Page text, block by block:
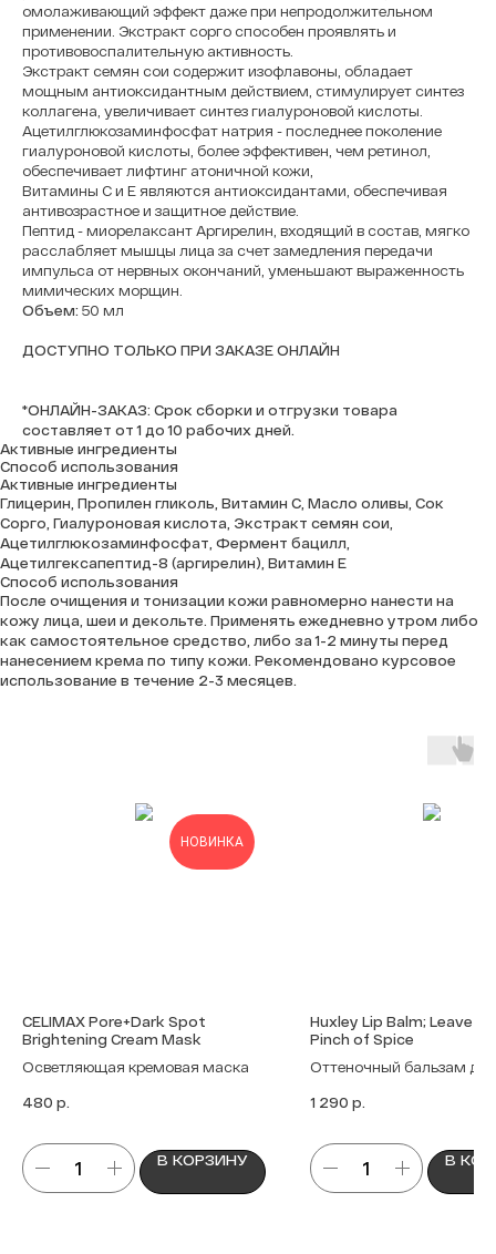
омолаживающий эффект даже при непродолжительном
применении. Экстракт сорго способен проявлять и
противовоспалительную активность.
Экстракт семян сои содержит изофлавоны, обладает
мощным антиоксидантным действием, стимулирует синтез
коллагена, увеличивает синтез гиалуроновой кислоты.
Ацетилглюкозаминфосфат натрия - последнее поколение
гиалуроновой кислоты, более эффективен, чем ретинол,
обеспечивает лифтинг атоничной кожи,
Витамины С и Е являются антиоксидантами, обеспечивая
антивозрастное и защитное действие.
Пептид - миорелаксант Аргирелин, входящий в состав, мягко
расслабляет мышцы лица за счет замедления передачи
импульса от нервных окончаний, уменьшают выраженность
мимических морщин.
Объем: 50 мл
ДОСТУПНО ТОЛЬКО ПРИ ЗАКАЗЕ ОНЛАЙН
*ОНЛАЙН-ЗАКАЗ: Срок сборки и отгрузки товара
составляет от 1 до 10 рабочих дней.
Активные ингредиенты
Способ использования
Активные ингредиенты
Глицерин, Пропилен гликоль, Витамин С, Масло оливы, Сок
Сорго, Гиалуроновая кислота, Экстракт семян сои,
Ацетилглюкозаминфосфат, Фермент бацилл,
Ацетилгексапептид-8 (аргирелин), Витамин Е
Способ использования
После очищения и тонизации кожи равномерно нанести на
кожу лица, шеи и декольте. Применять ежедневно утром либо
как самостоятельное средство, либо за 1-2 минуты перед
нанесением крема по типу кожи. Рекомендовано курсовое
использование в течение 2-3 месяцев.
НОВИНКА
CELIMAX Pore+Dark Spot
Brightening Cream Mask
Осветляющая кремовая маска
480 р.
В КОРЗИНУ
Huxley Lip Balm; Leave
Pinch of Spice
Оттеночный бальзам для
1 290 р.
В